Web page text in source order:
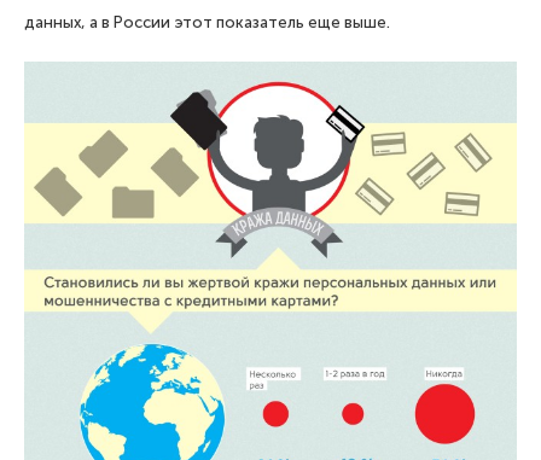
данных, а в России этот показатель еще выше.